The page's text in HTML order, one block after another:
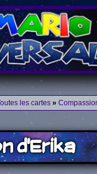
les cartes »
d'Erika